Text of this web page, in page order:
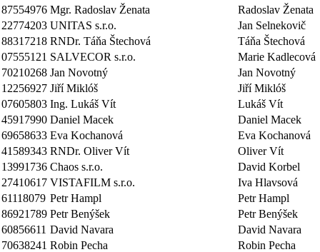
87554976 Mgr. Radoslav Ženata
Radoslav Ženata
22774203 UNITAS s.r.o.
Jan Selnekovič
88317218 RNDr. Táňa Štechová
Táňa Štechová
07555121 SALVECOR s.r.o.
Marie Kadlecová
70210268 Jan Novotný
Jan Novotný
12256927 Jiří Miklóš
Jiří Miklóš
07605803 Ing. Lukáš Vít
Lukáš Vít
45917990 Daniel Macek
Daniel Macek
69658633 Eva Kochanová
Eva Kochanová
41589343 RNDr. Oliver Vít
Oliver Vít
13991736 Chaos s.r.o.
David Korbel
27410617 VISTAFILM s.r.o.
Iva Hlavsová
61118079 Petr Hampl
Petr Hampl
86921789 Petr Benýšek
Petr Benýšek
60856611 David Navara
David Navara
70638241 Robin Pecha
Robin Pecha